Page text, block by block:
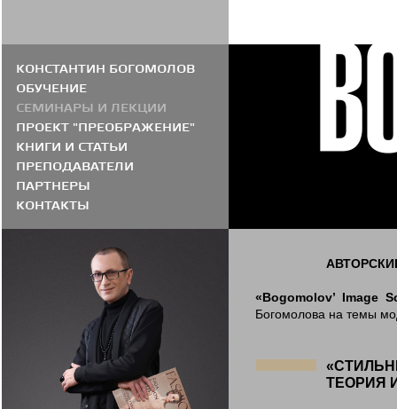
КОНСТАНТИН БОГОМОЛОВ
ОБУЧЕНИЕ
СЕМИНАРЫ И ЛЕКЦИИ
ПРОЕКТ "ПРЕОБРАЖЕНИЕ"
КНИГИ И СТАТЬИ
ПРЕПОДАВАТЕЛИ
ПАРТНЕРЫ
КОНТАКТЫ
«Bogomolov’ Image
Богомолова на темы
ТЕОРИЯ